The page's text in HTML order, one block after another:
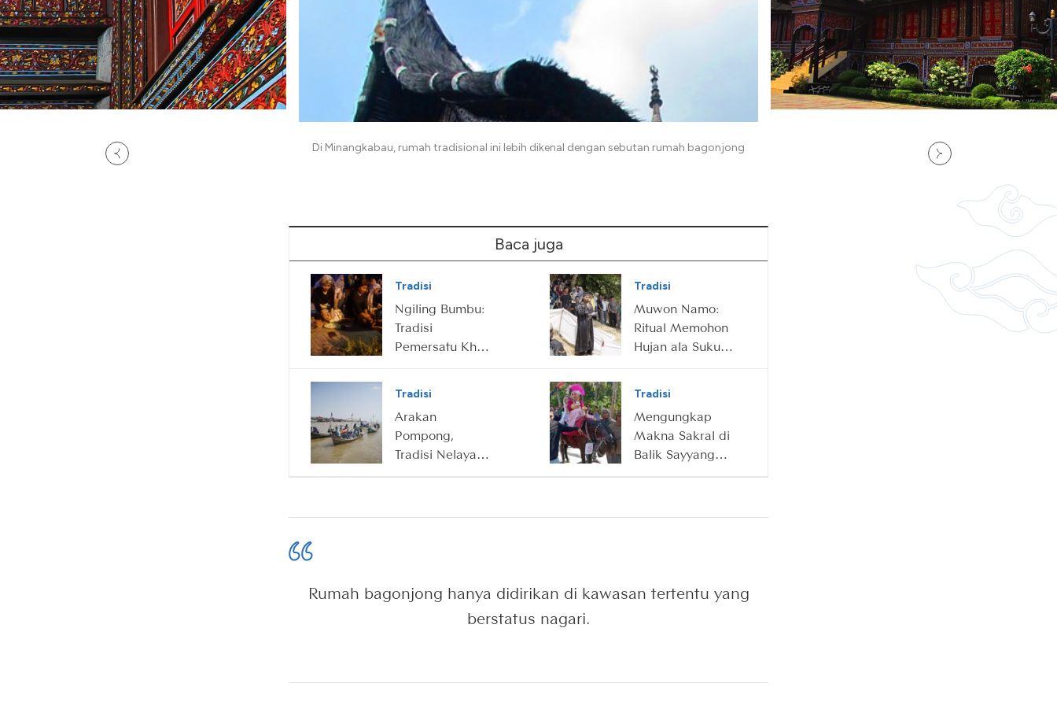
Di Minangkabau, rumah tradisional ini lebih dikenal dengan sebutan rumah bagonjong
Baca juga
Tradisi
Ngiling Bumbu:
Tradisi
Pemersatu Khas
Tradisi
Muwon Namo:
Ritual Memohon
Hujan ala Suku
Tradisi
Arakan
Pompong,
Tradisi Nelayan
Tradisi
Mengungkap
Makna Sakral di
Balik Sayyang
Rumah bagonjong hanya didirikan di kawasan tertentu yang
berstatus nagari.